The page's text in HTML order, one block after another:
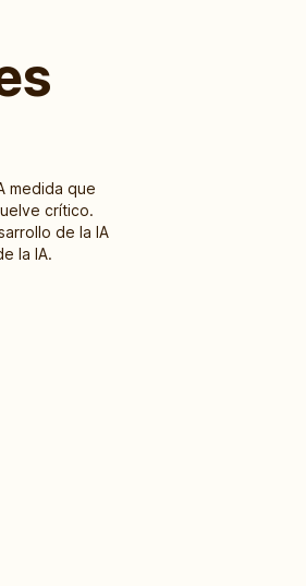
medida que
crítico.
de la IA
la IA.